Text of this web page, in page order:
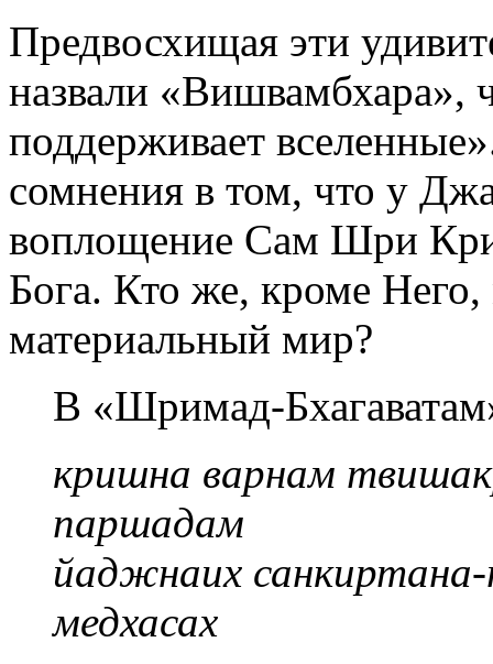
Предвосхищая эти
назвали «Вишвамбхара»,
поддерживает
сомнения в том, что у
воплощение Сам Шри
Бога. Кто же, кроме
материальный мир?
В «Шримад-
кришна варнам
паршадам
йаджнаих
медхасах